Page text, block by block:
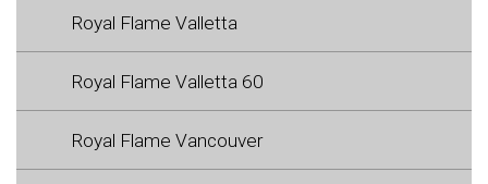
Royal Flame Valletta
Royal Flame Valletta 60
Royal Flame Vancouver